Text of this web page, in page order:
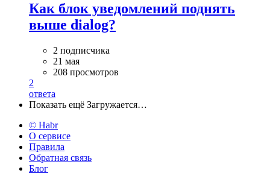
Как блок уведомлений поднять
выше dialog?
2 подписчика
21 мая
208 просмотров
2
ответа
Показать ещё Загружается…
© Habr
О сервисе
Правила
Обратная связь
Блог